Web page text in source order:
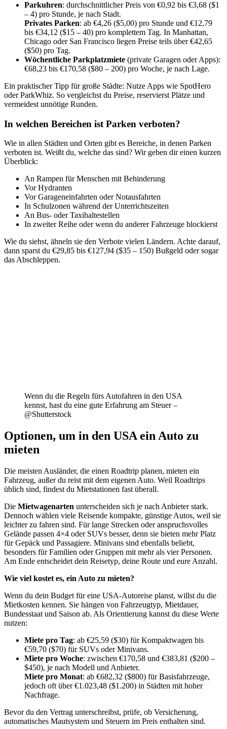
Parkuhren: durchschnittlicher Preis von €0,92 bis €3,68 ($1
– 4) pro Stunde, je nach Stadt.
Privates Parken: ab €4,26 ($5,00) pro Stunde und €12,79
bis €34,12 ($15 – 40) pro komplettem Tag. In Manhattan,
Chicago oder San Francisco liegen Preise teils über €42,65
($50) pro Tag.
Wöchentliche Parkplatzmiete (private Garagen oder Apps):
€68,23 bis €170,58 ($80 – 200) pro Woche, je nach Lage.
Ein praktischer Tipp für große Städte: Nutze Apps wie SpotHero
oder ParkWhiz. So vergleichst du Preise, reservierst Plätze und
vermeidest unnötige Runden.
In welchen Bereichen ist Parken verboten?
Wie in allen Städten und Orten gibt es Bereiche, in denen Parken
verboten ist. Weißt du, welche das sind? Wir geben dir einen kurzen
Überblick:
An Rampen für Menschen mit Behinderung
Vor Hydranten
Vor Garageneinfahrten oder Notausfahrten
In Schulzonen während der Unterrichtszeiten
An Bus- oder Taxihaltestellen
In zweiter Reihe oder wenn du anderer Fahrzeuge blockierst
Wie du siehst, ähneln sie den Verbote vielen Ländern. Achte darauf,
dann sparst du €29,85 bis €127,94 ($35 – 150) Bußgeld oder sogar
das Abschleppen.
Wenn du die Regeln fürs Autofahren in den USA
kennst, hast du eine gute Erfahrung am Steuer –
@Shutterstock
Optionen, um in den USA ein Auto zu
mieten
Die meisten Ausländer, die einen Roadtrip planen, mieten ein
Fahrzeug, außer du reist mit dem eigenen Auto. Weil Roadtrips
üblich sind, findest du Mietstationen fast überall.
Die Mietwagenarten unterscheiden sich je nach Anbieter stark.
Dennoch wählen viele Reisende kompakte, günstige Autos, weil sie
leichter zu fahren sind. Für lange Strecken oder anspruchsvolles
Gelände passen 4×4 oder SUVs besser, denn sie bieten mehr Platz
für Gepäck und Passagiere. Minivans sind ebenfalls beliebt,
besonders für Familien oder Gruppen mit mehr als vier Personen.
Am Ende entscheidet dein Reisetyp, deine Route und eure Anzahl.
Wie viel kostet es, ein Auto zu mieten?
Wenn du dein Budget für eine USA-Autoreise planst, willst du die
Mietkosten kennen. Sie hängen von Fahrzeugtyp, Mietdauer,
Bundesstaat und Saison ab. Als Orientierung kannst du diese Werte
nutzen:
Miete pro Tag: ab €25,59 ($30) für Kompaktwagen bis
€59,70 ($70) für SUVs oder Minivans.
Miete pro Woche: zwischen €170,58 und €383,81 ($200 –
$450), je nach Modell und Anbieter.
Miete pro Monat: ab €682,32 ($800) für Basisfahrzeuge,
jedoch oft über €1.023,48 ($1.200) in Städten mit hoher
Nachfrage.
Bevor du den Vertrag unterschreibst, prüfe, ob Versicherung,
automatisches Mautsystem und Steuern im Preis enthalten sind.